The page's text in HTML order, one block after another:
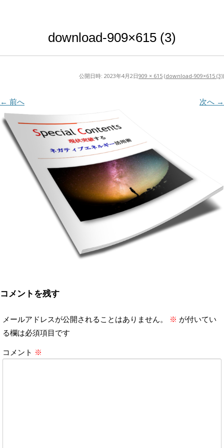
download-909×615 (3)
公開日時: 2023年4月2日909 × 615 (download-909×615 (3))
← 前へ 次へ →
コメントを残す
メールアドレスが公開されることはありません。 ※ が付いてい
る欄は必須項目です
コメント ※